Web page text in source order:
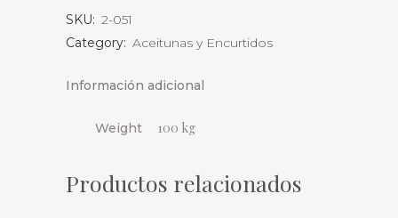
SKU: 2-051
Category: Aceitunas y Encurtidos
Información adicional
Weight 100 kg
Productos relacionados